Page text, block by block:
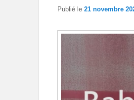
Publié le 21 novembre